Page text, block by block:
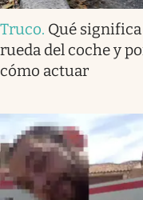
Truco. Qué
rueda del coche y
cómo actuar